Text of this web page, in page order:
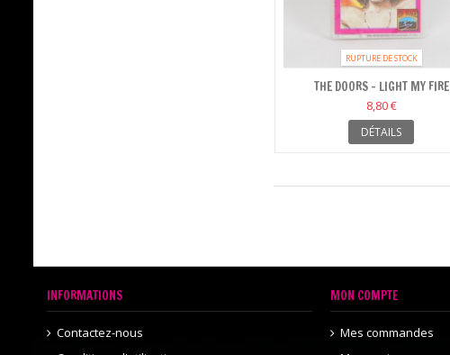
RUPTURE DE STOCK
THE DOORS - LIGHT MY FIRE
8,80 €
DÉTAILS
INFORMATIONS
Contactez-nous
MON COMPTE
Mes commandes